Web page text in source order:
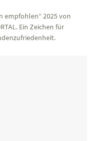
empfohlen“ 2025 von
Ein Zeichen für